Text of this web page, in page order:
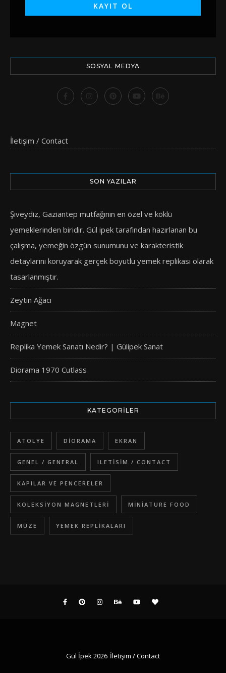
SOSYAL MEDYA
İletişim / Contact
SON YAZILAR
Şiveydiz, Gaziantep mutfağının en özel ve köklü
yemeklerinden biridir. Gül ipek tarafından hazırlanan bu
çalışma, yemeğin özgün sunumunu ve karakteristik
detaylarını koruyarak gerçek boyutlu yemek replikası olarak
tasarlanmıştır.
Zeytin Ağacı
Magnet
Replika Yemek Sanatı Nedir? | Gülipek Sanat
Diorama 1970 Cutlass
KATEGORILER
ATOLYE DIORAMA EKRAN
GENEL / GENERAL ILETISIM / CONTACT
KAPILAR VE PENCERELER
KOLEKSIYON MAGNETLERI MINIATURE FOOD
MÜZE YEMEK REPLIKALARI
Gül İpek 2026 İletişim / Contact